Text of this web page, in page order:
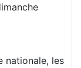
nationale, les